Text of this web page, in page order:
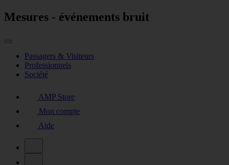
Mesures - événements bruit
Passagers & Visiteurs
Professionnels
Société
AMP Store
Mon compte
Aide